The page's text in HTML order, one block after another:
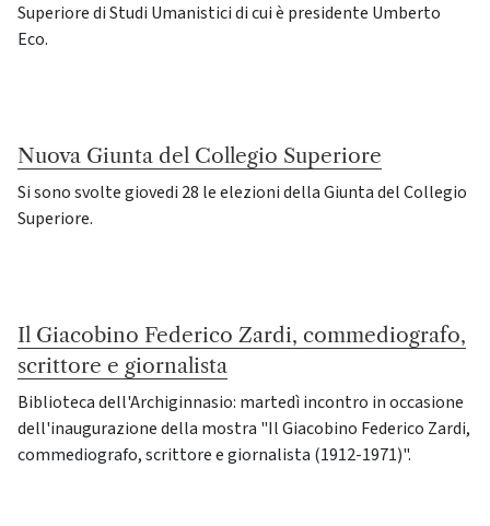
Superiore di Studi Umanistici di cui è presidente Umberto
Eco.
Nuova Giunta del Collegio Superiore
Si sono svolte giovedi 28 le elezioni della Giunta del Collegio
Superiore.
Il Giacobino Federico Zardi, commediografo,
scrittore e giornalista
Biblioteca dell'Archiginnasio: martedì incontro in occasione
dell'inaugurazione della mostra "Il Giacobino Federico Zardi,
commediografo, scrittore e giornalista (1912-1971)".